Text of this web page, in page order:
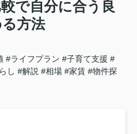
で自分に合う良
方法
#ライフプラン #子育て支援 #
し #解説 #相場 #家賃 #物件探